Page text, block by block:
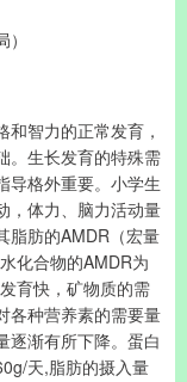
智力的正常发育，
。生长发育的特殊需
导格外重要。小学生
，体力、脑力活动量
脂肪的AMDR（宏量
化合物的AMDR为
育快，矿物质的需
各种营养素的需要量
逐渐有所下降。蛋白
天,脂肪的摄入量